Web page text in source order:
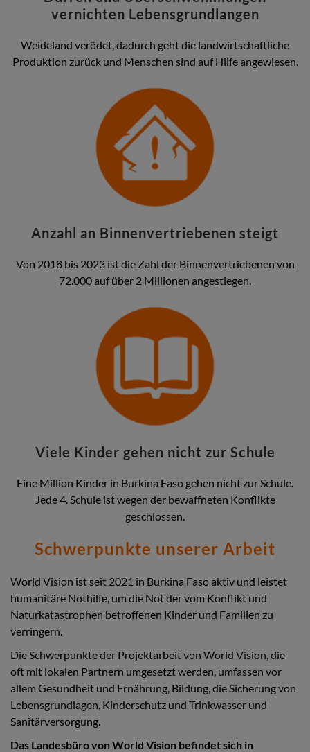
vernichten Lebensgrundlangen
Weideland verödet, dadurch geht die landwirtschaftliche
Produktion zurück und Menschen sind auf Hilfe angewiesen.
Anzahl an Binnenvertriebenen steigt
Von 2018 bis 2023 ist die Zahl der Binnenvertriebenen von
72.000 auf über 2 Millionen angestiegen.
Viele Kinder gehen nicht zur Schule
Eine Million Kinder in Burkina Faso gehen nicht zur Schule.
Jede 4. Schule ist wegen der bewaffneten Konflikte
geschlossen.
Schwerpunkte unserer Arbeit
World Vision ist seit 2021 in Burkina Faso aktiv und leistet
humanitäre Nothilfe, um die Not der vom Konflikt und
Naturkatastrophen betroffenen Kinder und Familien zu
verringern.
Die Schwerpunkte der Projektarbeit von World Vision, die
oft mit lokalen Partnern umgesetzt werden, umfassen vor
allem Gesundheit und Ernährung, Bildung, die Sicherung von
Lebensgrundlagen, Kinderschutz und Trinkwasser und
Sanitärversorgung.
Das Landesbüro von World Vision befindet sich in